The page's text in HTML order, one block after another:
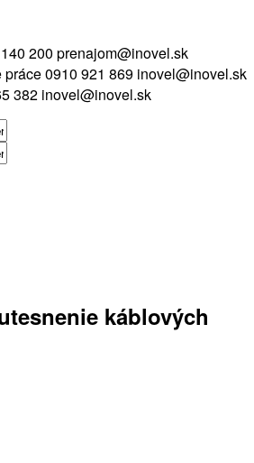
200 prenajom@inovel.sk
práce0910 921 869 inovel@inovel.sk
382 inovel@inovel.sk
káblových